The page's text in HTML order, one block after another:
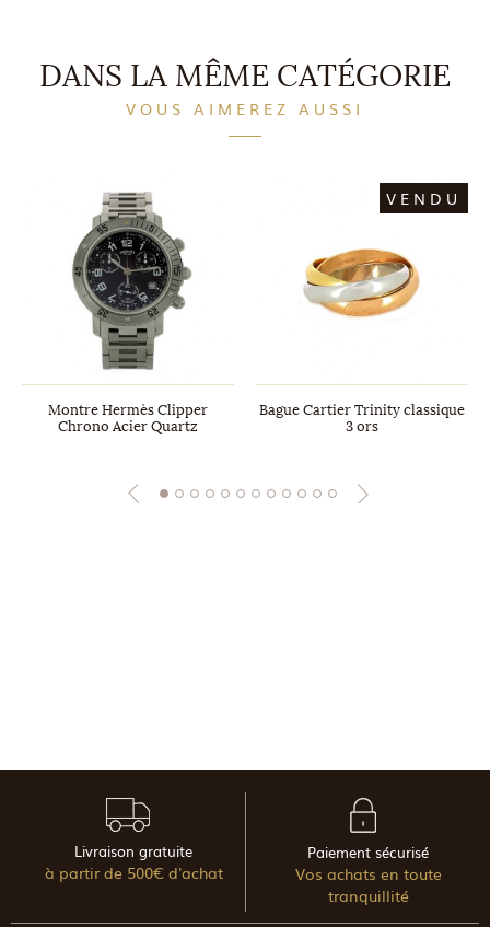
DANS LA MÊME CATÉGORIE
VOUS AIMEREZ AUSSI
Montre Hermès Clipper
Chrono Acier Quartz
VENDU
Bague Cartier Trinity classique
3 ors
Livraison gratuite
à partir de 500€ d'achat
Paiement sécurisé
Vos achats en toute
tranquillité